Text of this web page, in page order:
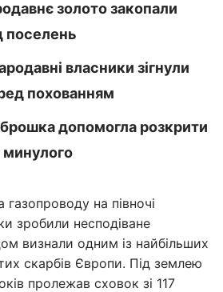
золото закопали
поселень
власники зігнули
похованням
допомогла розкрити
газопроводу на півночі
зробили несподіване
визнали одним із найбільших
скарбів Європи. Під землею
пролежав сховок зі 117